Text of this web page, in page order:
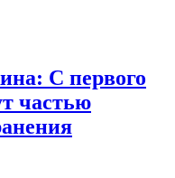
С первого
частью